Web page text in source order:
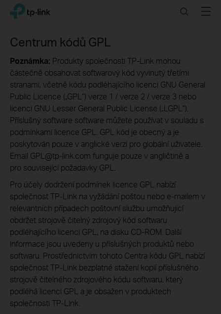
Click
navigation
TP-Link, Reliably Smart SearchMenu
Centrum kódů GPL
Poznámka: Produkty společnosti TP-Link mohou
částečně obsahovat softwarový kód vyvinutý třetími
stranami, včetně kódu podléhajícího licenci GNU General
Public Licence („GPL“) verze 1 / verze 2 / verze 3 nebo
licenci GNU Lesser General Public License („LGPL“).
Příslušný software software můžete používat v souladu s
podmínkami licence GPL. GPL kód je obecný a je
poskytován pouze v anglické verzi pro globální uživatele.
Email GPL@tp-link.com funguje pouze v angličtině a
pro související požadavky GPL.
Pro účely dodržení podmínek licence GPL nabízí
společnost TP-Link na vyžádání poštou nebo e-mailem v
relevantních případech poštovní službu umožňující
obdržet strojově čitelný zdrojový kód softwaru
podléhajícího licenci GPL, na disku CD-ROM. Další
informace jsou uvedeny u příslušných produktů nebo
softwaru. Prostřednictvím tohoto Centra kódu GPL nabízí
společnost TP-Link bezplatné stažení kopií příslušného
strojově čitelného zdrojového kódu softwaru, který
podléhá licenci GPL a je obsažen v produktech
společnosti TP-Link.